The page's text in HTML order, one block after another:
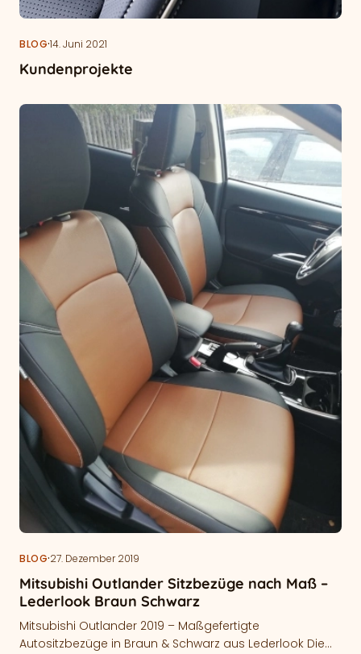
BLOG·14. Juni 2021
Kundenprojekte
BLOG·27. Dezember 2019
Mitsubishi Outlander Sitzbezüge nach Maß –
Lederlook Braun Schwarz
Mitsubishi Outlander 2019 – Maßgefertigte
Autositzbezüge in Braun & Schwarz aus Lederlook Die